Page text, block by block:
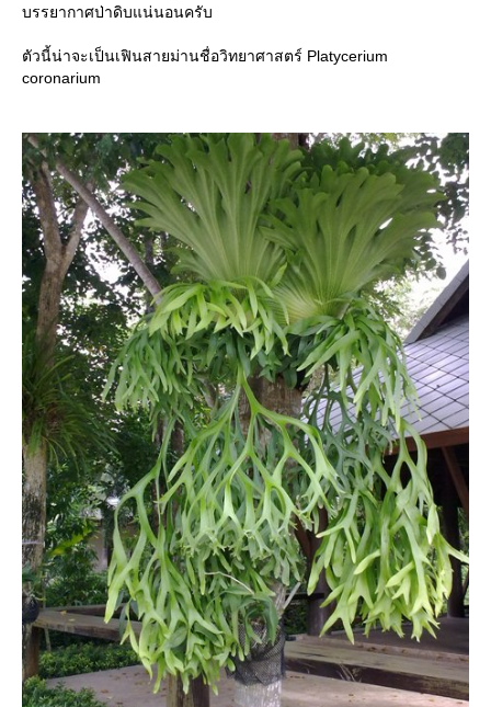
บรรยากาศป่าดิบแน่นอนครับ
ตัวนี้น่าจะเป็นเฟินสายม่านชื่อวิทยาศาสตร์ Platycerium
coronarium